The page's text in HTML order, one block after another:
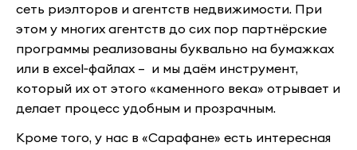
сеть риэлторов и агентств недвижимости. При
этом у многих агентств до сих пор партнёрские
программы реализованы буквально на бумажках
или в excel‑файлах – и мы даём инструмент,
который их от этого «каменного века» отрывает и
делает процесс удобным и прозрачным.
Кроме того, у нас в «Сарафане» есть интересная